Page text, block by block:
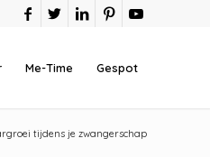
Me-Time Gespot
tijdens je zwangerschap